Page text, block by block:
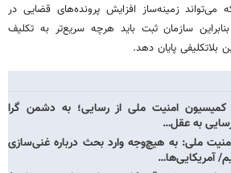
زمینه‌ساز افزایش پرونده‌های قضایی در
سازمان ثبت باید هرچه سریع‌تر به تکلیف
بلاتکلیفی پایان دهد.
کمیسیون امنیت ملی از رسایی؛ به دشمن گرا
به عقل…
ملی: به هیچ‌وجه وارد بحث درباره غنی‌سازی
آمریکایی‌ها…